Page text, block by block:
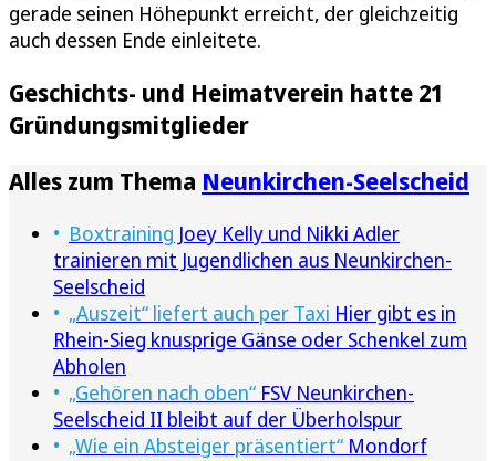
gerade seinen Höhepunkt erreicht, der gleichzeitig
auch dessen Ende einleitete.
Geschichts- und Heimatverein hatte 21
Gründungsmitglieder
Alles zum Thema Neunkirchen-Seelscheid
Boxtraining Joey Kelly und Nikki Adler
trainieren mit Jugendlichen aus Neunkirchen-
Seelscheid
„Auszeit“ liefert auch per Taxi Hier gibt es in
Rhein-Sieg knusprige Gänse oder Schenkel zum
Abholen
„Gehören nach oben“ FSV Neunkirchen-
Seelscheid II bleibt auf der Überholspur
„Wie ein Absteiger präsentiert“ Mondorf